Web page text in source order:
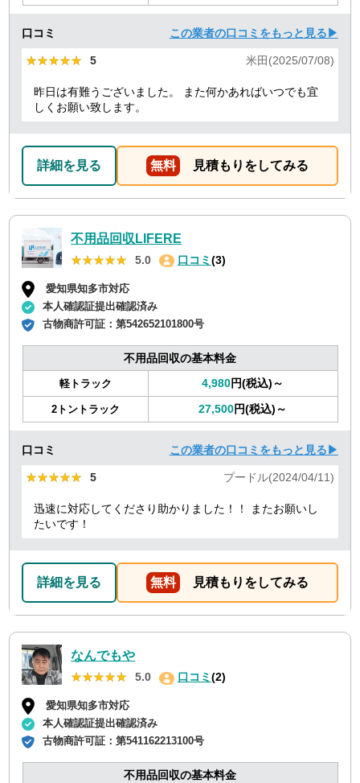
口コミ この業者の口コミをもっと見る▶
★★★★★
★★★★★ 5 米田(2025/07/08)
昨日は有難うございました。 また何かあればいつでも宜
しくお願い致します。
詳細を見る 無料 見積もりをしてみる
不用品回収LIFERE
★★★★★
★★★★★ 5.0 口コミ (3)
愛知県知多市対応
本人確認証提出確認済み
古物商許可証：第542652101800号
不用品回収の基本料金
軽トラック 4,980円(税込)～
2トントラック 27,500円(税込)～
口コミ この業者の口コミをもっと見る▶
★★★★★
★★★★★ 5 プードル(2024/04/11)
迅速に対応してくださり助かりました！！ またお願いし
たいです！
詳細を見る 無料 見積もりをしてみる
なんでもや
★★★★★
★★★★★ 5.0 口コミ(2)
愛知県知多市対応
本人確認証提出確認済み
古物商許可証：第541162213100号
不用品回収の基本料金